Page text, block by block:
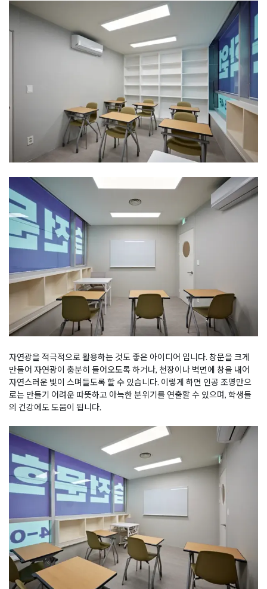
자연광을 적극적으로 활용하는 것도 좋은 아이디어 입니다. 창문을 크게
만들어 자연광이 충분히 들어오도록 하거나, 천장이나 벽면에 창을 내어
자연스러운 빛이 스며들도록 할 수 있습니다. 이렇게 하면 인공 조명만으
로는 만들기 어려운 따뜻하고 아늑한 분위기를 연출할 수 있으며, 학생들
의 건강에도 도움이 됩니다.